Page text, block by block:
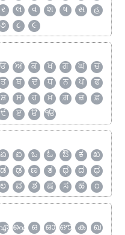
ર લ વ શ ષ સ
હ
૭ ૮ ૯
ਓ ਔ ਕ ਖ ਗ ਘ
ਚ
ਤ ਥ ਦ ਧ ਨ ਪ
ਫ
ਸ਼ ਸ ਹ ਖ਼ ਗ਼ ਜ਼
ਫ਼
੯ ੲ ੳ ੴ
ಏ ಐ ಒ ಓ ಔ ಕ
ಖ
ಡ ಢ ಣ ತ ಥ ದ
ಧ
ಲ ವ ಶ ಷ ಸ ಹ ೧
ഐ ഒ ഓ ഔ ക
ഖ